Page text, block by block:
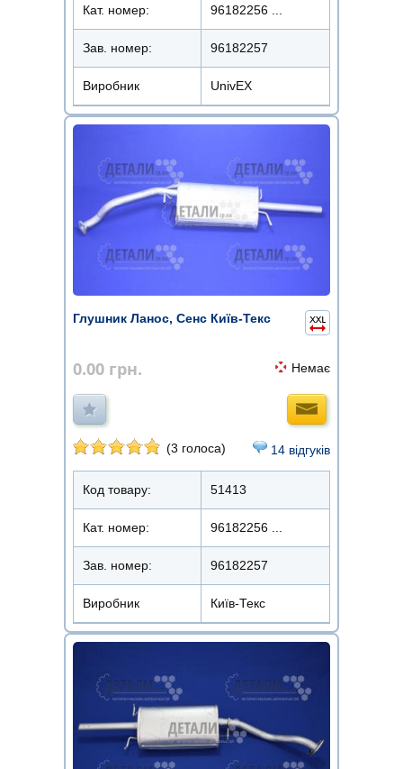
Кат. номер: 96182256 ...
Зав. номер: 96182257
Виробник UnivEX
Глушник Ланос, Сенс Київ-Текс
0.00 грн. Немає
(3 голоса) 14 відгуків
Код товару: 51413
Кат. номер: 96182256 ...
Зав. номер: 96182257
Виробник Київ-Текс